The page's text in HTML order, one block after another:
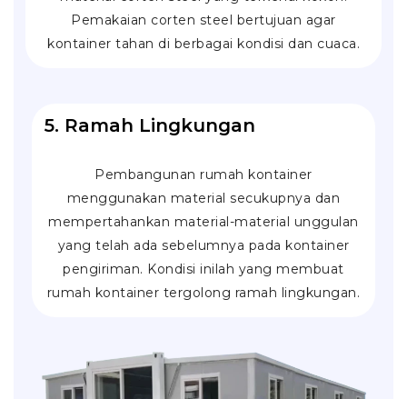
Pemakaian corten steel bertujuan agar
kontainer tahan di berbagai kondisi dan cuaca.
5. Ramah Lingkungan
Pembangunan rumah kontainer
menggunakan material secukupnya dan
mempertahankan material-material unggulan
yang telah ada sebelumnya pada kontainer
pengiriman. Kondisi inilah yang membuat
rumah kontainer tergolong ramah lingkungan.